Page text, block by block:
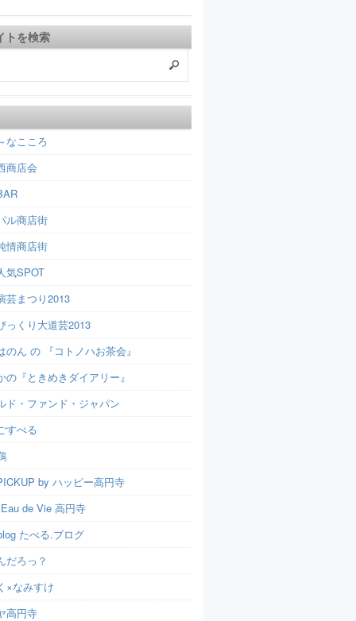
トを検索
なこころ
商店会
ル商店街
情商店街
気SPOT
芸まつり2013
っくり大道芸2013
のん の 『コトノハお茶会』
の『ときめきダイアリー』
ド・ファンド・ジャパン
すぺる
by ハッピー高円寺
de Vie 高円寺
たべる.ブログ
だろっ？
×なみすけ
高円寺